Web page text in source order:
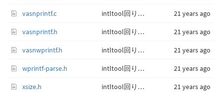
vasnprintf.c intltool回りをアップデート。 21 years ago
vasnprintf.h intltool回りをアップデート。 21 years ago
vasnwprintf.h intltool回りをアップデート。 21 years ago
wprintf-parse.h intltool回りをアップデート。 21 years ago
xsize.h intltool回りをアップデート。 21 years ago